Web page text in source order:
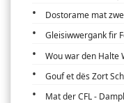
Dostorame mat
Gleisiwwergank fir
Wou war den Halte
Gouf et dës Zort
Mat der CFL -